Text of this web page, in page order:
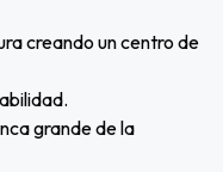
creando un centro de
grande de la